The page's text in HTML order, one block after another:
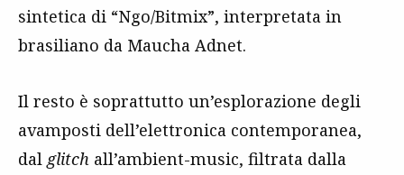
sintetica di “Ngo/Bitmix”, interpretata in
brasiliano da Maucha Adnet.
Il resto è soprattutto un’esplorazione degli
avamposti dell’elettronica contemporanea,
dal glitch all’ambient-music, filtrata dalla